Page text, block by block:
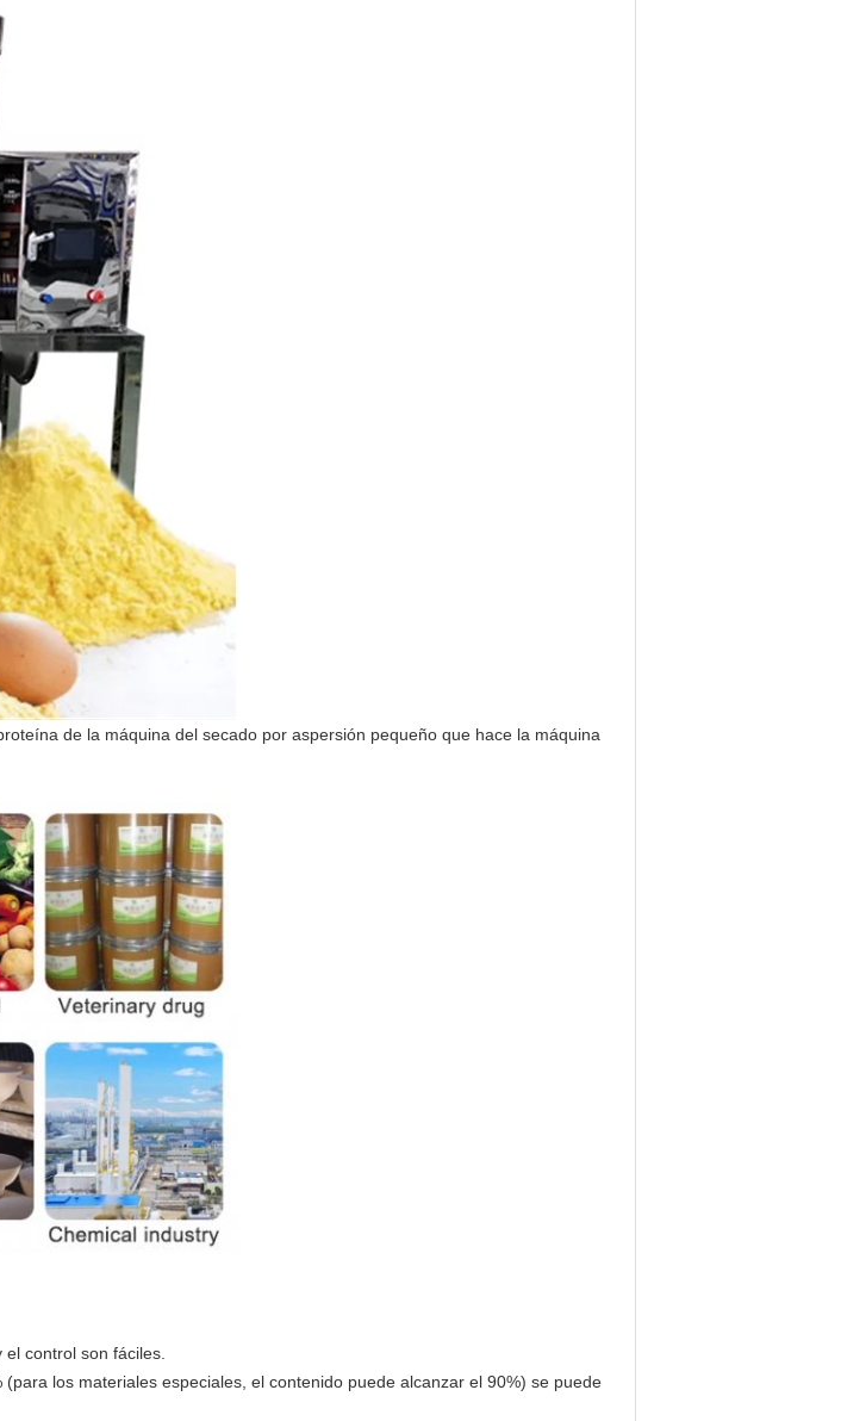
de la máquina del secado por aspersión pequeño que hace la máquina
control son fáciles.
los materiales especiales, el contenido puede alcanzar el 90%) se puede